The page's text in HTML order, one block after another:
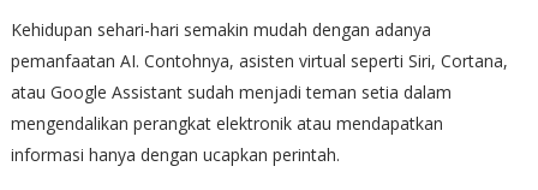
Kehidupan sehari-hari semakin mudah dengan adanya
pemanfaatan AI. Contohnya, asisten virtual seperti Siri, Cortana,
atau Google Assistant sudah menjadi teman setia dalam
mengendalikan perangkat elektronik atau mendapatkan
informasi hanya dengan ucapkan perintah.